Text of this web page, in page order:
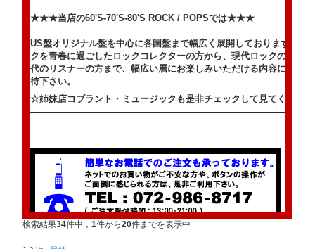
★★★当店の60'S-70'S-80'S ROCK / POPSでは★★★
US盤オリジナル盤を中心に各国盤まで幅広く展開しております。ビ
クを青春に過ごしたロックコレクターの方から、現代ロックのルー
代のリスナーの方まで、幅広い層にお楽しみいただける内容になっ
待下さい。
☆姉妹店コブラント・ミュージックも是非チェックして見てくださ
検索結果34件中，1件から20件までを表示中